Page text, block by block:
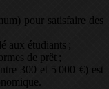
pour satisfaire des
aux étudiants ;
de prêt ;
300 et 5 000 €) est